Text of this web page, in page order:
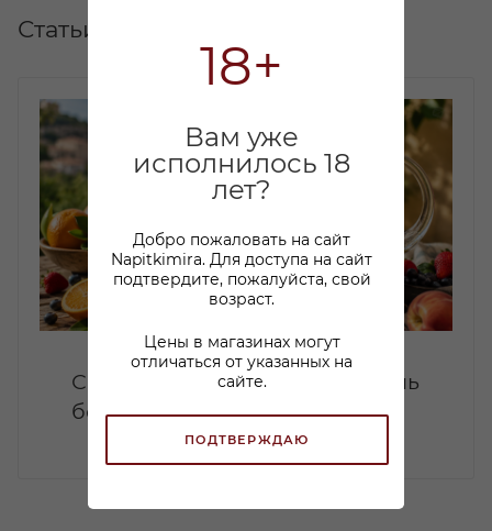
18+
Вам уже
исполнилось 18
лет?
Добро пожаловать на сайт
Napitkimira. Для доступа на сайт
подтвердите, пожалуйста, свой
возраст.
Цены в магазинах могут
отличаться от указанных на
сайте.
ПОДТВЕРЖДАЮ
Статьи
Сангрия дома: летний коктейль
без лишней сложности